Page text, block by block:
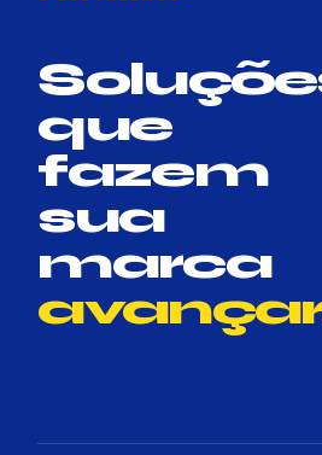
que
fazem
sua
marca